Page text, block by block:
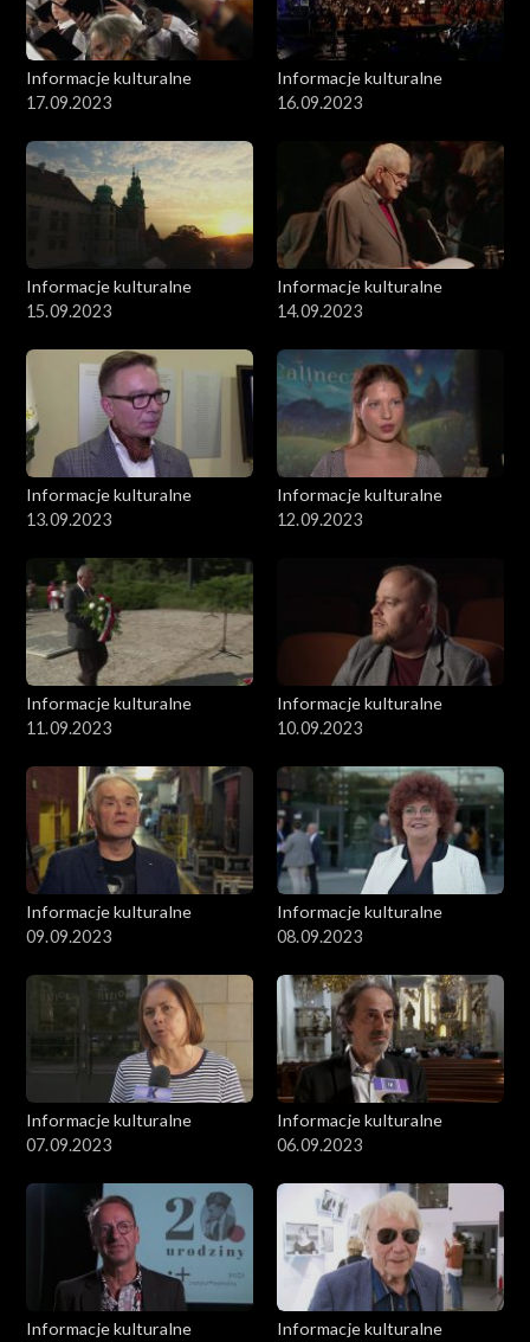
Informacje kulturalne
17.09.2023
Informacje kulturalne
16.09.2023
Informacje kulturalne
15.09.2023
Informacje kulturalne
14.09.2023
Informacje kulturalne
13.09.2023
Informacje kulturalne
12.09.2023
Informacje kulturalne
11.09.2023
Informacje kulturalne
10.09.2023
Informacje kulturalne
09.09.2023
Informacje kulturalne
08.09.2023
Informacje kulturalne
07.09.2023
Informacje kulturalne
06.09.2023
Informacje kulturalne
Informacje kulturalne